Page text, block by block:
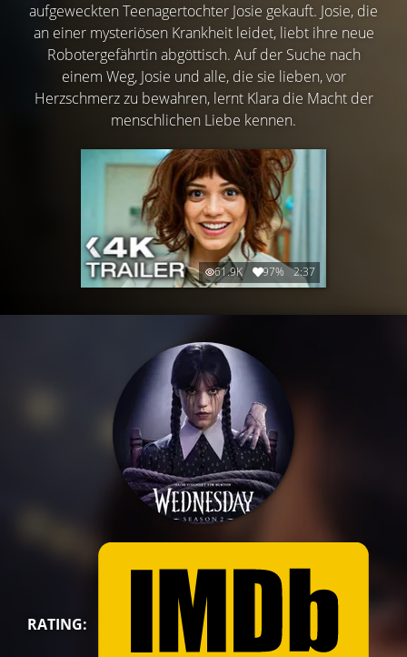
aufgeweckten Teenagertochter Josie gekauft. Josie, die
an einer mysteriösen Krankheit leidet, liebt ihre neue
Robotergefährtin abgöttisch. Auf der Suche nach
einem Weg, Josie und alle, die sie lieben, vor
Herzschmerz zu bewahren, lernt Klara die Macht der
menschlichen Liebe kennen.
61.9K 97% 2:37
RATING: